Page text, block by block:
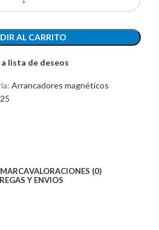
AL CARRITO
lista de deseos
Arrancadores magnéticos
MARCAVALORACIONES (0)
Y ENVIOS